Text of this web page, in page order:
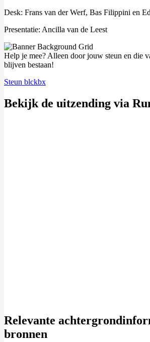
Desk: Frans van der Werf, Bas Filippini en
Presentatie: Ancilla van de Leest
Help je mee? Alleen door jouw steun en die
blijven bestaan!
Steun blckbx
Bekijk de uitzending via
Relevante
bronnen